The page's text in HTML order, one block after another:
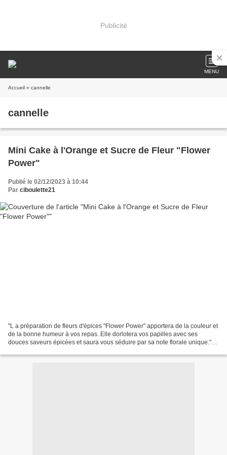
Publicité
MENU
Accueil » cannelle
cannelle
Mini Cake à l'Orange et Sucre de Fleur "Flower
Power"
Publié le 02/12/2023 à 10:44
Par ciboulette21
"L a préparation de fleurs d'épices "Flower Power" apportera de la couleur et
de la bonne humeur à vos repas. Elle dorlotera vos papilles avec ses
douces saveurs épicées et saura vous séduire par sa note florale unique."